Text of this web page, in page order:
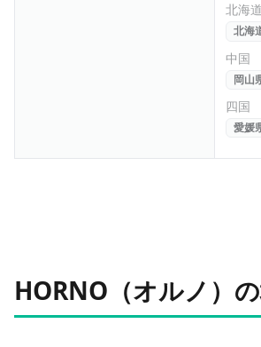
北海道
北海
中国
岡山
四国
愛媛
HORNO（オルノ）